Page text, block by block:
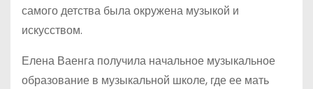
самого детства была окружена музыкой и
искусством.
Елена Ваенга получила начальное музыкальное
образование в музыкальной школе, где ее мать